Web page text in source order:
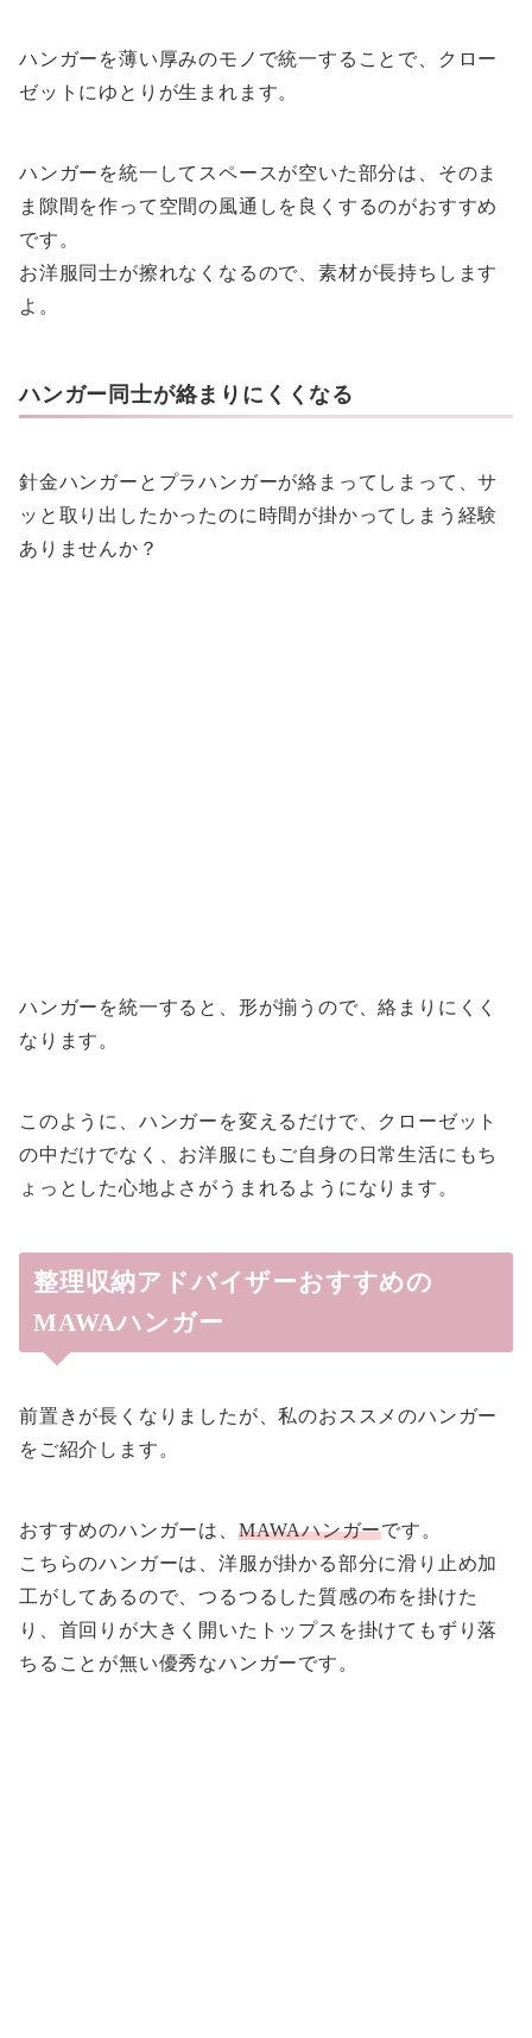
ハンガーを薄い厚みのモノで統一することで、クロー
ゼットにゆとりが生まれます。
ハンガーを統一してスペースが空いた部分は、そのま
ま隙間を作って空間の風通しを良くするのがおすすめ
です。
お洋服同士が擦れなくなるので、素材が長持ちします
よ。
ハンガー同士が絡まりにくくなる
針金ハンガーとプラハンガーが絡まってしまって、サ
ッと取り出したかったのに時間が掛かってしまう経験
ありませんか？
ハンガーを統一すると、形が揃うので、絡まりにくく
なります。
このように、ハンガーを変えるだけで、クローゼット
の中だけでなく、お洋服にもご自身の日常生活にもち
ょっとした心地よさがうまれるようになります。
整理収納アドバイザーおすすめの
MAWAハンガー
前置きが長くなりましたが、私のおススメのハンガー
をご紹介します。
おすすめのハンガーは、 MAWAハンガーです。
こちらのハンガーは、洋服が掛かる部分に滑り止め加
工がしてあるので、つるつるした質感の布を掛けた
り、首回りが大きく開いたトップスを掛けてもずり落
ちることが無い優秀なハンガーです。